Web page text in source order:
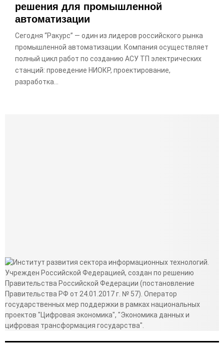
решения для промышленной
автоматизации
Сегодня “Ракурс” — один из лидеров российского рынка
промышленной автоматизации. Компания осуществляет
полный цикл работ по созданию АСУ ТП электрических
станций: проведение НИОКР, проектирование,
разработка...